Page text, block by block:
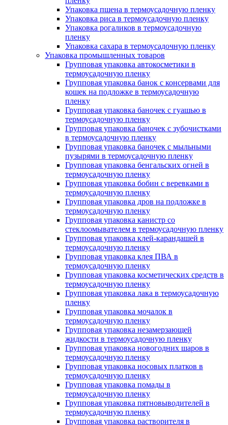
Упаковка пшена в термоусадочную пленку
Упаковка риса в термоусадочную пленку
Упаковка рогаликов в термоусадочную
пленку
Упаковка сахара в термоусадочную пленку
Упаковка промышленных товаров
Групповая упаковка автокосметики в
термоусадочную пленку
Групповая упаковка банок с консервами для
кошек на подложке в термоусадочную
пленку
Групповая упаковка баночек с гуашью в
термоусадочную пленку
Групповая упаковка баночек с зубочистками
в термоусадочную пленку
Групповая упаковка баночек с мыльными
пузырями в термоусадочную пленку
Групповая упаковка бенгальских огней в
термоусадочную пленку
Групповая упаковка бобин с веревками в
термоусадочную пленку
Групповая упаковка дров на подложке в
термоусадочную пленку
Групповая упаковка канистр со
стеклоомывателем в термоусадочную пленку
Групповая упаковка клей-карандашей в
термоусадочную пленку
Групповая упаковка клея ПВА в
термоусадочную пленку
Групповая упаковка косметических средств в
термоусадочную пленку
Групповая упаковка лака в термоусадочную
пленку
Групповая упаковка мочалок в
термоусадочную пленку
Групповая упаковка незамерзающей
жидкости в термоусадочную пленку
Групповая упаковка новогодних шаров в
термоусадочную пленку
Групповая упаковка носовых платков в
термоусадочную пленку
Групповая упаковка помады в
термоусадочную пленку
Групповая упаковка пятновыводителей в
термоусадочную пленку
Групповая упаковка растворителя в